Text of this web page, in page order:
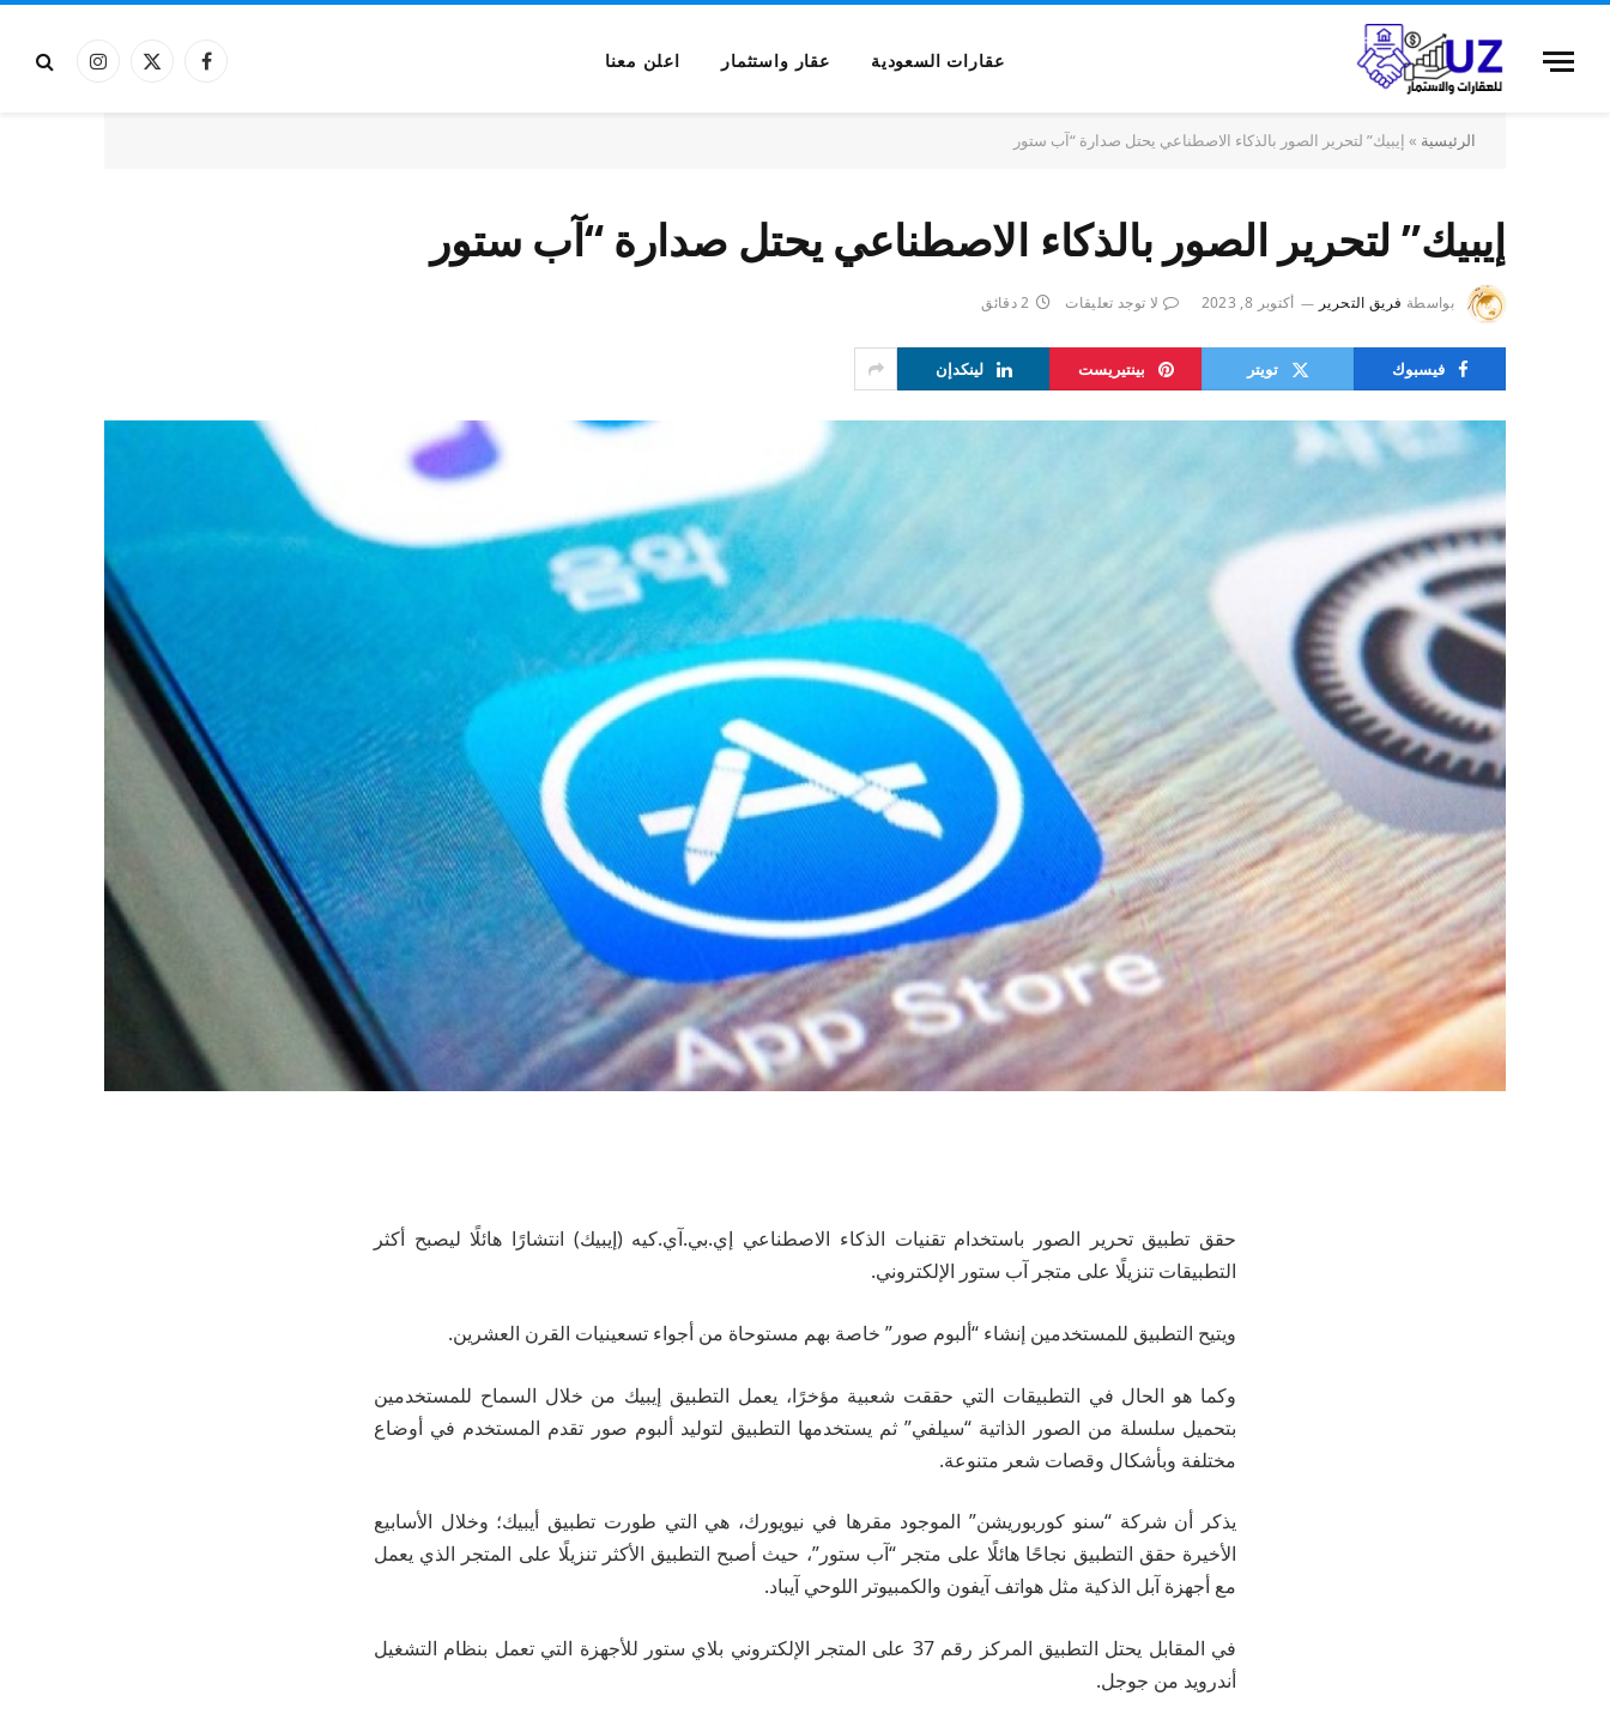
عقارات السعودية عقار واستثمار اعلن معنا فيسبوكX
الانستغرام
الرئيسية » إيبيك” لتحرير الصور بالذكاء الاصطناعي يحتل صدارة “آب ستور
إيبيك” لتحرير الصور بالذكاء الاصطناعي يحتل صدارة “آب ستور
بواسطة فريق التحرير أكتوبر 8, 2023 لا توجد تعليقات 2 دقائق
فيسبوك تويتر بينتيريست لينكدإن
حقق تطبيق تحرير الصور باستخدام تقنيات الذكاء الاصطناعي إي.بي.آي.كيه (إيبيك) انتشارًا هائلًا ليصبح أكثر
التطبيقات تنزيلًا على متجر آب ستور الإلكتروني.
ويتيح التطبيق للمستخدمين إنشاء “ألبوم صور” خاصة بهم مستوحاة من أجواء تسعينيات القرن العشرين.
وكما هو الحال في التطبيقات التي حققت شعبية مؤخرًا، يعمل التطبيق إيبيك من خلال السماح للمستخدمين
بتحميل سلسلة من الصور الذاتية “سيلفي” ثم يستخدمها التطبيق لتوليد ألبوم صور تقدم المستخدم في أوضاع
مختلفة وبأشكال وقصات شعر متنوعة.
يذكر أن شركة “سنو كوربوريشن” الموجود مقرها في نيويورك، هي التي طورت تطبيق أيبيك؛ وخلال الأسابيع
الأخيرة حقق التطبيق نجاحًا هائلًا على متجر “آب ستور”، حيث أصبح التطبيق الأكثر تنزيلًا على المتجر الذي يعمل
مع أجهزة آبل الذكية مثل هواتف آيفون والكمبيوتر اللوحي آيباد.
في المقابل يحتل التطبيق المركز رقم 37 على المتجر الإلكتروني بلاي ستور للأجهزة التي تعمل بنظام التشغيل
أندرويد من جوجل.